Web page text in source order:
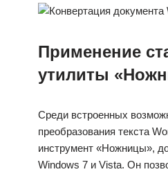
Применение
утилиты
Среди встроенных
преобразования текста
инструмент «Ножницы»,
Windows 7 и Vista. Он